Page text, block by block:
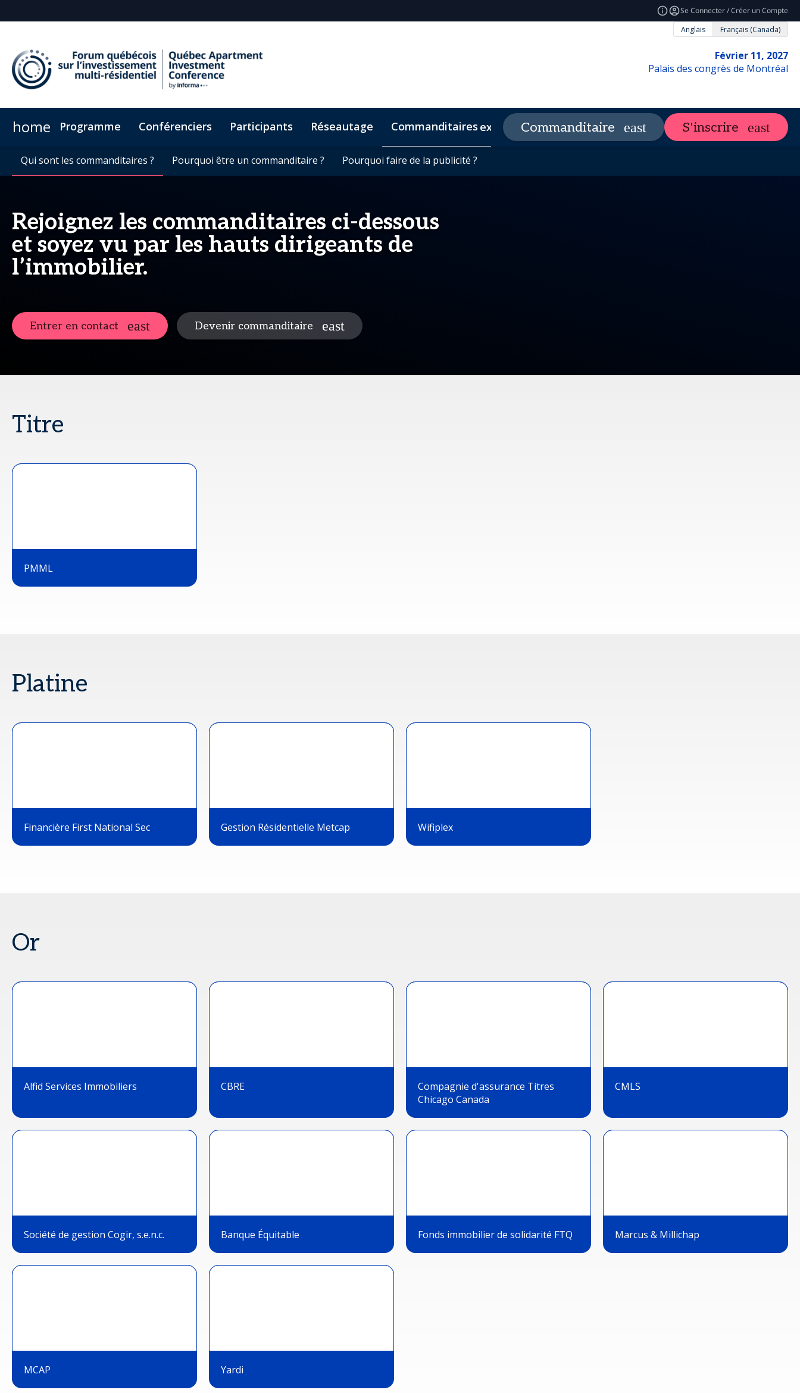
Se Connecter / Créer un Compte
Anglais
Français (Canada)
Février 11, 2027
Palais des congrès de Montréal
home Programme Conférenciers Participants Réseautage Commanditaires expand_more
Qui sont les commanditaires ? Pourquoi être un commanditaire ? Pourquoi faire de la publicité ?
UFC Planifiez expand_more
Hôtel & Transport Développement durable Code De Conduite Lieu et directions Événements connexes
Aperçu du
Actualités et perspe Bulletin d'informations
Médias Contact REF Club CRE Blog
Commanditaire S'inscrire
Qui sont les commanditaires ? Pourquoi être un commanditaire ? Pourquoi faire de la publicité ?
Rejoignez les commanditaires ci-dessous
et soyez vu par les hauts dirigeants de
l’immobilier.
Entrer en contact Devenir commanditaire
Titre
PMML
Platine
Financière First National Sec Gestion Résidentielle Metcap Wifiplex
Or
Alfid Services Immobiliers CBRE
Compagnie d'assurance Titres
Chicago Canada
CMLS
Société de gestion Cogir, s.e.n.c. Banque Équitable Fonds immobilier de solidarité FTQ Marcus & Millichap
MCAP Yardi